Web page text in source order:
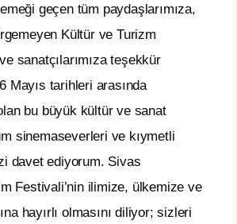
geçen tüm paydaşlarımıza,
Kültür ve Turizm
sanatçılarımıza teşekkür
Mayıs tarihleri arasında
bu büyük kültür ve sanat
sinemaseverleri ve kıymetli
davet ediyorum. Sivas
Festivali’nin ilimize, ülkemize ve
hayırlı olmasını diliyor; sizleri